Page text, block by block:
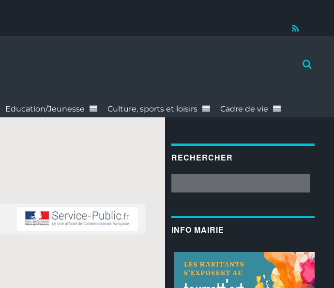
Education/Jeunesse Culture, sports et loisirs Cadre de vie
RECHERCHER
INFO MAIRIE